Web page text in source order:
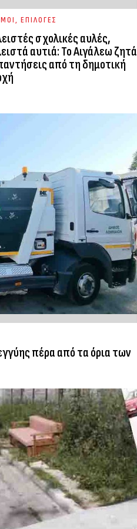
, ΕΠΙΛΟΓΕΣ
σχολικές αυλές,
αυτιά: Το Αιγάλεω ζητά
από τη δημοτική
πέρα από τα όρια των